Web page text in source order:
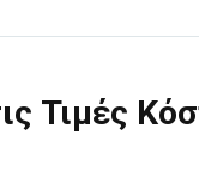
Τιμές